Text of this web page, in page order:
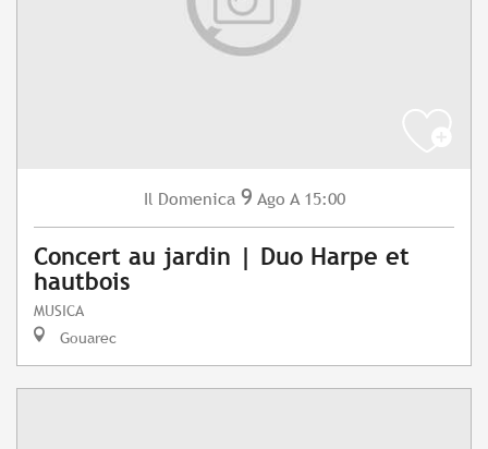
Il Domenica 9 Ago A 15:00
Concert au jardin | Duo Harpe et
hautbois
MUSICA
Gouarec